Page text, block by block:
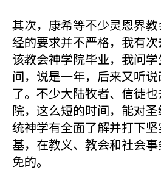
其次，康希等不少灵恩界
经的要求并不严格，我有
该教会神学院毕业，我问
间，说是一年，后来又听
了。不少大陆牧者、信徒
院，这么短的时间，能对
统神学有全面了解并打下
基，在教义、教会和社会
免的。